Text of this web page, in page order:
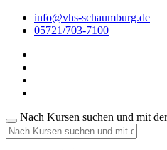
info@vhs-schaumburg.de
05721/703-7100
Nach Kursen suchen und mit